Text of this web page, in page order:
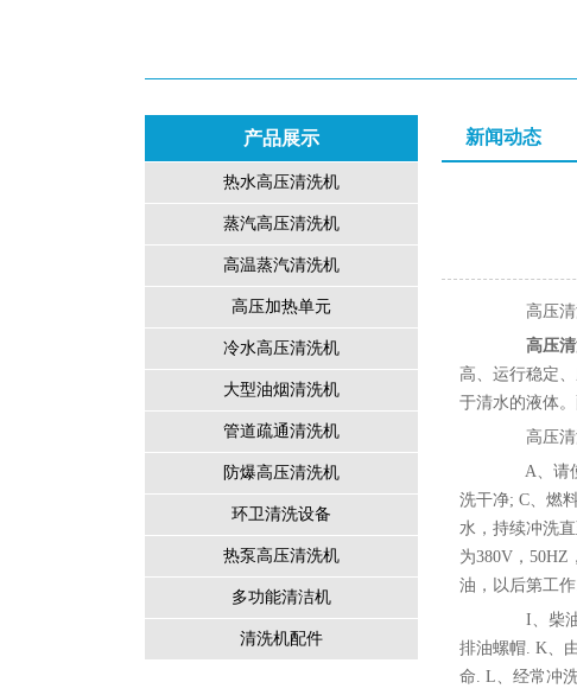
产品展示
热水高压清洗机
蒸汽高压清洗机
高温蒸汽清洗机
高压加热单元
冷水高压清洗机
大型油烟清洗机
管道疏通清洗机
防爆高压清洗机
环卫清洗设备
热泵高压清洗机
多功能清洁机
清洗机配件
新闻动态
高压清洗
高压
高、运行稳定
于清水的液体
高压清洗
A、请使
洗干净; C、燃
水，持续冲洗
为380V，
油，以后第工
I、柴油
排油螺帽. K、
命. L、经常冲